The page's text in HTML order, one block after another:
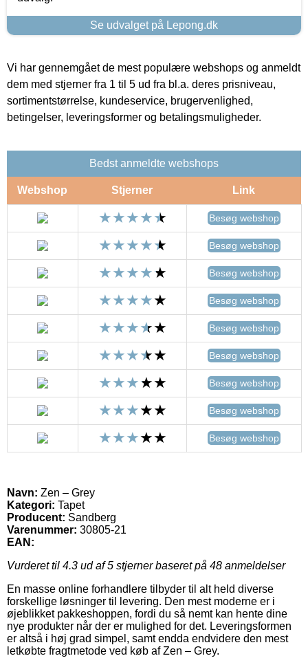
Se udvalget på Lepong.dk
Vi har gennemgået de mest populære webshops og anmeldt
dem med stjerner fra 1 til 5 ud fra bl.a. deres prisniveau,
sortimentstørrelse, kundeservice, brugervenlighed,
betingelser, leveringsformer og betalingsmuligheder.
Bedst anmeldte webshops
Webshop Stjerner Link
Besøg webshop
Besøg webshop
Besøg webshop
Besøg webshop
Besøg webshop
Besøg webshop
Besøg webshop
Besøg webshop
Besøg webshop
Navn: Zen – Grey
Kategori: Tapet
Producent: Sandberg
Varenummer: 30805-21
EAN:
Vurderet til 4.3 ud af 5 stjerner baseret på 48 anmeldelser
En masse online forhandlere tilbyder til alt held diverse
forskellige løsninger til levering. Den mest moderne er i
øjeblikket pakkeshoppen, fordi du så nemt kan hente dine
nye produkter når der er mulighed for det. Leveringsformen
er altså i høj grad simpel, samt endda endvidere den mest
letkøbte fragtmetode ved køb af Zen – Grey.